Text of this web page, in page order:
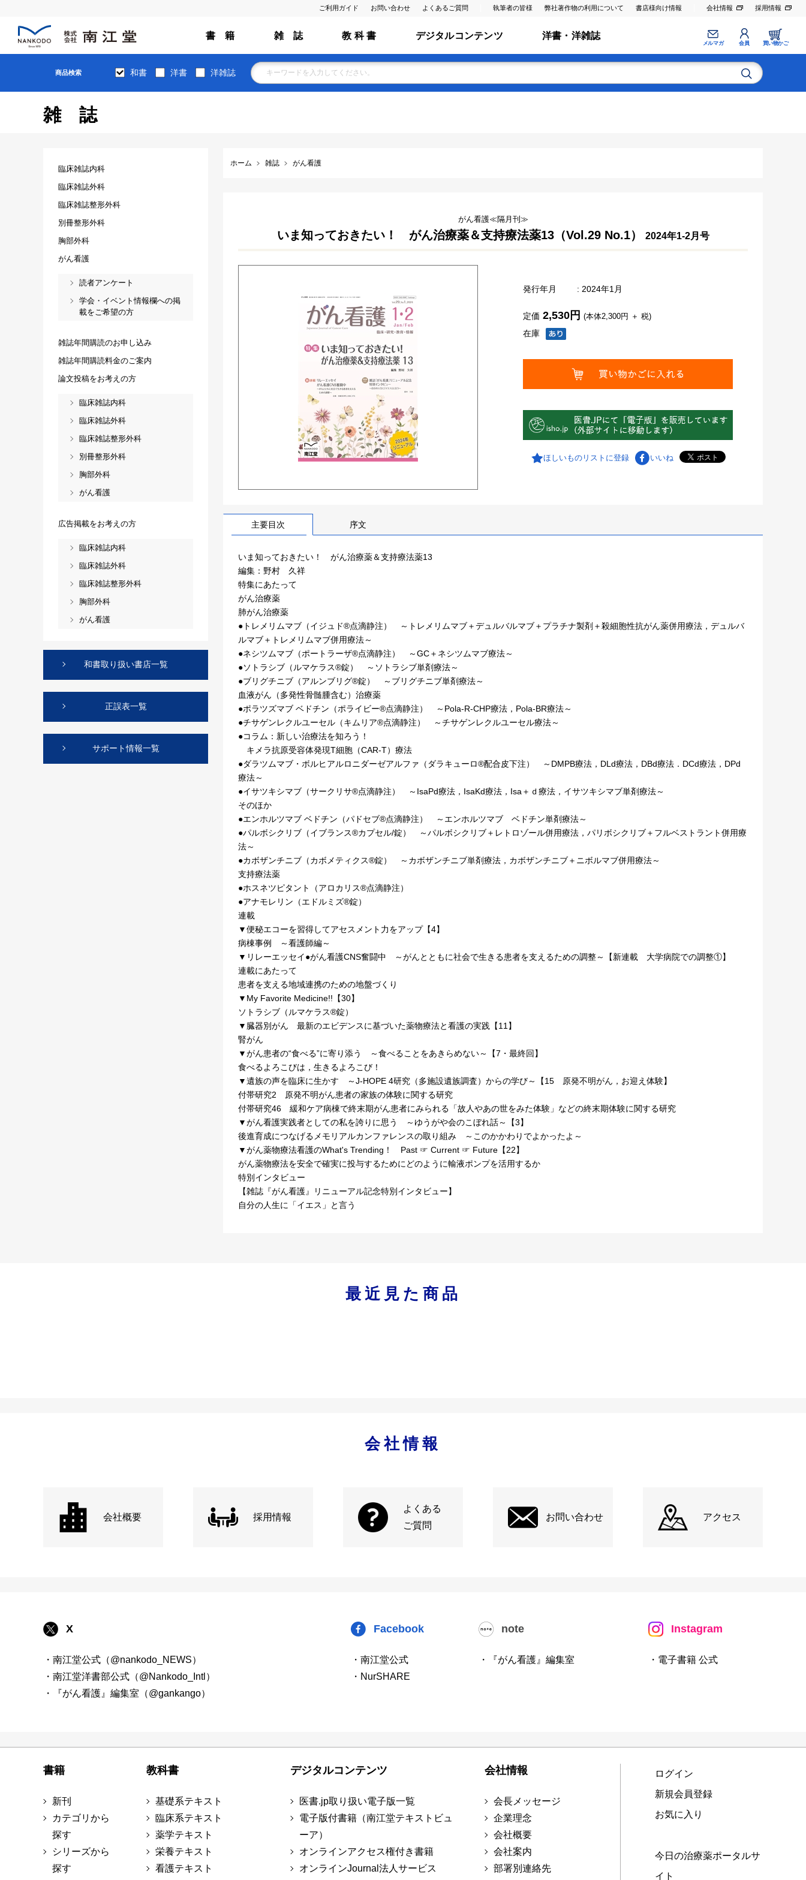
ご利用ガイド お問い合わせ よくあるご質問 執筆者の皆様 弊社著作物の利用について 書店様向け情報 会社情報 採用情報
書 籍 雑 誌 教 科 書 デジタルコンテンツ 洋書・洋雑誌
メルマガ 会員 買い物かご
商品検索 和書 洋書 洋雑誌
雑誌
ホーム 雑誌 がん看護
がん看護≪隔月刊≫
いま知っておきたい！ がん治療薬＆支持療法薬13（Vol.29 No.1） 2024年1-2月号
発行年月 : 2024年1月
在庫
定価 2,530円 (本体2,300円 ＋ 税)
ほしいものリストに登録 いいね
主要目次 序文
いま知っておきたい！ がん治療薬＆支持療法薬13
編集：野村 久祥
特集にあたって
がん治療薬
肺がん治療薬
●トレメリムマブ（イジュド®点滴静注） ～トレメリムマブ＋デュルバルマブ＋プラチナ製剤＋殺細胞性抗がん薬併用療法，デュルバ
ルマブ＋トレメリムマブ併用療法～
●ネシツムマブ（ポートラーザ®点滴静注） ～GC＋ネシツムマブ療法～
●ソトラシブ（ルマケラス®錠） ～ソトラシブ単剤療法～
●ブリグチニブ（アルンブリグ®錠） ～ブリグチニブ単剤療法～
血液がん（多発性骨髄腫含む）治療薬
●ポラツズマブ ベドチン（ポライビー®点滴静注） ～Pola-R-CHP療法，Pola-BR療法～
●チサゲンレクルユーセル（キムリア®点滴静注） ～チサゲンレクルユーセル療法～
●コラム：新しい治療法を知ろう！
キメラ抗原受容体発現T細胞（CAR-T）療法
●ダラツムマブ・ボルヒアルロニダーゼアルファ（ダラキューロ®配合皮下注） ～DMPB療法，DLd療法，DBd療法．DCd療法，DPd
療法～
●イサツキシマブ（サークリサ®点滴静注） ～IsaPd療法，IsaKd療法，Isa＋ｄ療法，イサツキシマブ単剤療法～
そのほか
●エンホルツマブ ベドチン（パドセブ®点滴静注） ～エンホルツマブ ベドチン単剤療法～
●パルボシクリブ（イブランス®カプセル/錠） ～パルボシクリブ＋レトロゾール併用療法，パリボシクリブ＋フルベストラント併用療
法～
●カボザンチニブ（カボメティクス®錠） ～カボザンチニブ単剤療法，カボザンチニブ＋ニボルマブ併用療法～
支持療法薬
●ホスネツピタント（アロカリス®点滴静注）
●アナモレリン（エドルミズ®錠）
連載
▼便秘エコーを習得してアセスメント力をアップ【4】
病棟事例 ～看護師編～
▼リレーエッセイ●がん看護CNS奮闘中 ～がんとともに社会で生きる患者を支えるための調整～【新連載 大学病院での調整①】
連載にあたって
患者を支える地域連携のための地盤づくり
▼My Favorite Medicine!!【30】
ソトラシブ（ルマケラス®錠）
▼臓器別がん 最新のエビデンスに基づいた薬物療法と看護の実践【11】
腎がん
▼がん患者の“食べる”に寄り添う ～食べることをあきらめない～【7・最終回】
食べるよろこびは，生きるよろこび！
▼遺族の声を臨床に生かす ～J-HOPE 4研究（多施設遺族調査）からの学び～【15 原発不明がん，お迎え体験】
付帯研究2 原発不明がん患者の家族の体験に関する研究
付帯研究46 緩和ケア病棟で終末期がん患者にみられる「故人やあの世をみた体験」などの終末期体験に関する研究
▼がん看護実践者としての私を誇りに思う ～ゆうがや会のこぼれ話～【3】
後進育成につなげるメモリアルカンファレンスの取り組み ～このかかわりでよかったよ～
▼がん薬物療法看護のWhat's Trending！ Past ☞ Current ☞ Future【22】
がん薬物療法を安全で確実に投与するためにどのように輸液ポンプを活用するか
特別インタビュー
【雑誌『がん看護』リニューアル記念特別インタビュー】
自分の人生に「イエス」と言う
臨床雑誌内科
臨床雑誌外科
臨床雑誌整形外科
別冊整形外科
胸部外科
がん看護
読者アンケート
学会・イベント情報欄への掲
載をご希望の方
雑誌年間購読のお申し込み
雑誌年間購読料金のご案内
論文投稿をお考えの方
臨床雑誌内科
臨床雑誌外科
臨床雑誌整形外科
別冊整形外科
胸部外科
がん看護
広告掲載をお考えの方
臨床雑誌内科
臨床雑誌外科
臨床雑誌整形外科
胸部外科
がん看護
和書取り扱い書店一覧
正誤表一覧
サポート情報一覧
最近見た商品
会社情報
会社概要 採用情報
よくある
ご質問
お問い合わせ アクセス
X
・南江堂公式（@nankodo_NEWS）
・南江堂洋書部公式（@Nankodo_Intl）
・『がん看護』編集室（@gankango）
Facebook
・南江堂公式
・NurSHARE
note
・『がん看護』編集室
Instagram
・電子書籍 公式
書籍
新刊
カテゴリから
探す
シリーズから
探す
教科書
基礎系テキスト
臨床系テキスト
薬学テキスト
栄養テキスト
看護テキスト
デジタルコンテンツ
医書.jp取り扱い電子版一覧
電子版付書籍（南江堂テキストビュ
ーア）
オンラインアクセス権付き書籍
オンラインJournal法人サービス
会社情報
会長メッセージ
企業理念
会社概要
会社案内
部署別連絡先
ログイン
新規会員登録
お気に入り
今日の治療薬ポータルサ
イト